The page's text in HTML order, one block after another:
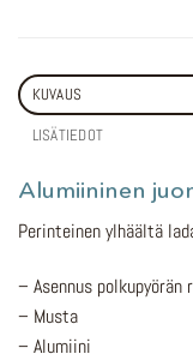
KUVAUS
LISÄTIEDOT
Alumiininen
Perinteinen ylhäältä
– Asennus
– Musta
– Alumiini